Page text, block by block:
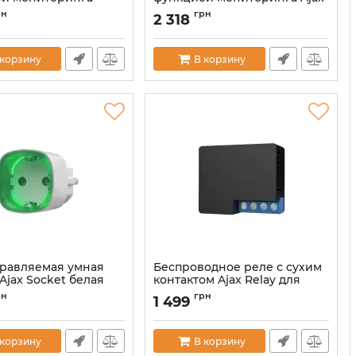
Jeweller
Outlet [type F] Jeweller
Oyster
Артикул:000040882
2 318 грн
В корзину
умная
Socket белая
Беспроводное реле с сухим
контактом Ajax Relay для
управления приборами.
Артикул:
1 499 грн
В корзину